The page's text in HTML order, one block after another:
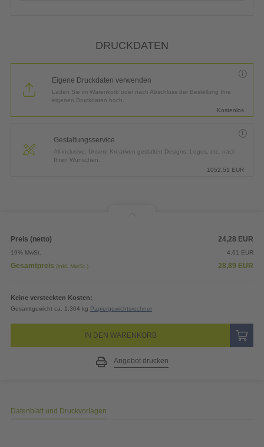
DRUCKDATEN
Eigene Druckdaten verwenden
Laden Sie im Warenkorb oder nach Abschluss der Bestellung Ihre
eigenen Druckdaten hoch.
Kostenlos
Gestaltungsservice
All-inclusive: Unsere Kreativen gestalten Designs, Logos, etc. nach
Ihren Wünschen.
1052,51 EUR
Preis (netto) 24,28 EUR
19% MwSt. 4,61 EUR
Gesamtpreis (inkl. MwSt.) 28,89 EUR
Keine versteckten Kosten:
Gesamtgewicht ca. 1,304 kg Papiergewichtsrechner
IN DEN WARENKORB
Angebot drucken
Datenblatt und Druckvorlagen